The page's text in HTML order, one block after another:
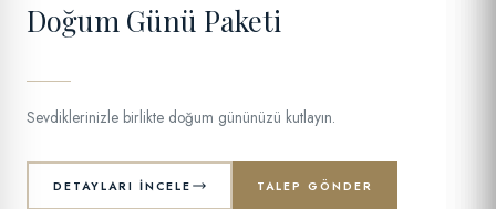
Doğum Günü Paketi
Sevdiklerinizle birlikte doğum gününüzü kutlayın.
DETAYLARI İNCELE TALEP GÖNDER